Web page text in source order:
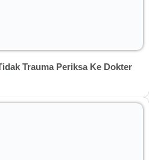
Trauma Periksa Ke Dokter